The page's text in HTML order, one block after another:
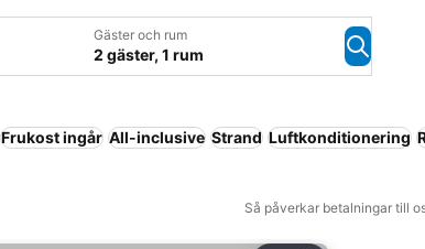
Gäster och rum
2 gäster, 1 rum
Frukost ingår All-inclusive Strand Luftkonditionering
Så påverkar betalningar till